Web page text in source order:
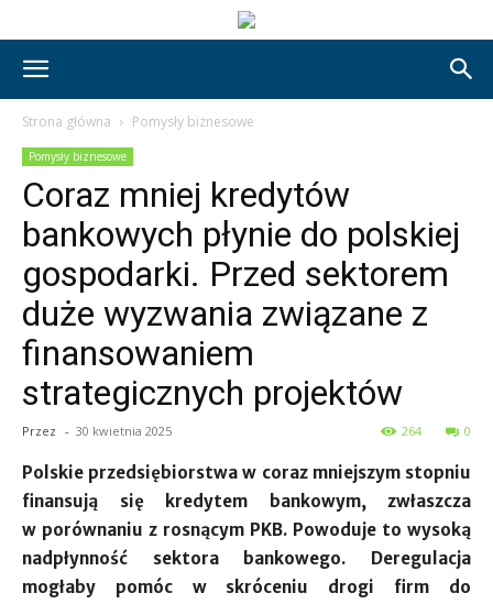
Strona główna Pomysły biznesowe
Pomysły biznesowe
Coraz mniej kredytów
bankowych płynie do polskiej
gospodarki. Przed sektorem
duże wyzwania związane z
finansowaniem
strategicznych projektów
Przez - 30 kwietnia 2025 0
264
Polskie przedsiębiorstwa w coraz mniejszym stopniu
finansują się kredytem bankowym, zwłaszcza
w porównaniu z rosnącym PKB. Powoduje to wysoką
nadpłynność sektora bankowego. Deregulacja
mogłaby pomóc w skróceniu drogi firm do